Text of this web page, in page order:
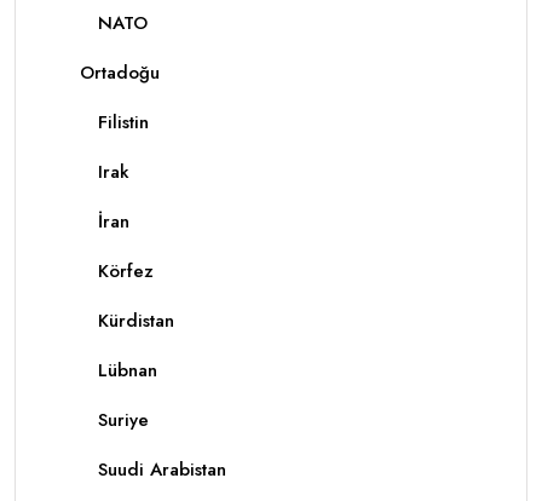
NATO
Ortadoğu
Filistin
Irak
İran
Körfez
Kürdistan
Lübnan
Suriye
Suudi Arabistan